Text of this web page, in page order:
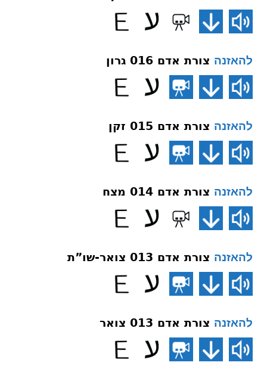
להאזנה צורת אדם 016 גרון
להאזנה צורת אדם 015 זקן
להאזנה צורת אדם 014 מצח
להאזנה צורת אדם 013 צואר-שו”ת
להאזנה צורת אדם 013 צואר